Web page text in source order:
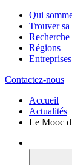
Qui
Trouver
Régions
Entreprises
Contactez-nous
Accueil
Actualités
Le Mooc